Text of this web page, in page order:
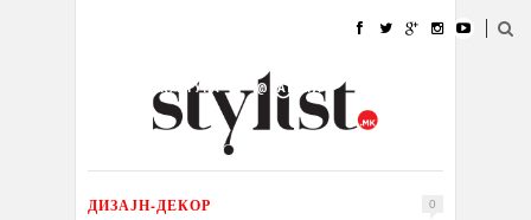
УБАВИНА
КУЛТУРА @РАБОТА
ИЗЛОГ
ДИЗАЈН-ДЕКОР 0